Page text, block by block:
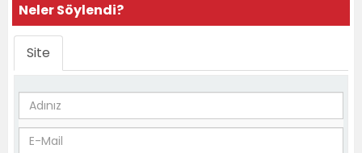
Neler Söylendi?
Site